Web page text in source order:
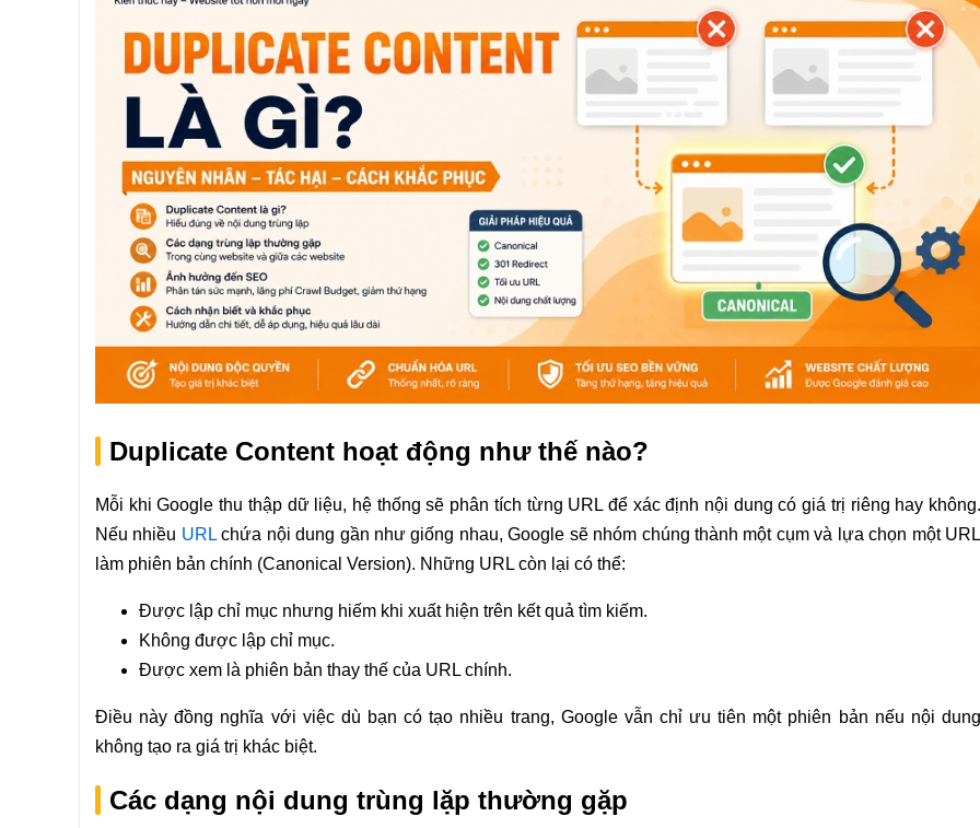
Duplicate Content hoạt động như thế nào?
Mỗi khi Google thu thập dữ liệu, hệ thống sẽ phân tích từng URL để xác định nội dung có giá trị riêng hay không.
Nếu nhiều URLchứa nội dung gần như giống nhau, Google sẽ nhóm chúng thành một cụm và lựa chọn một
làm phiên bản chính (Canonical Version). Những URL còn lại có thể:
Được lập chỉ mục nhưng hiếm khi xuất hiện trên kết quả tìm kiếm.
Không được lập chỉ mục.
Được xem là phiên bản thay thế của URL chính.
Điều này đồng nghĩa với việc dù bạn có tạo nhiều trang, Google vẫn chỉ ưu tiên một phiên bản nếu nội dung
không tạo ra giá trị khác biệt.
Các dạng nội dung trùng lặp thường gặp